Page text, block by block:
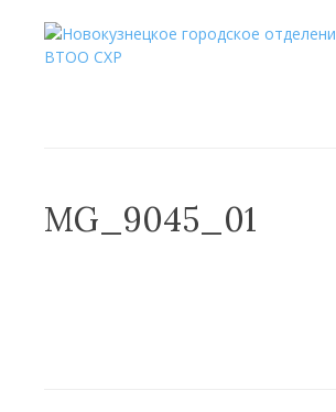
Перейти
MG_9045_01